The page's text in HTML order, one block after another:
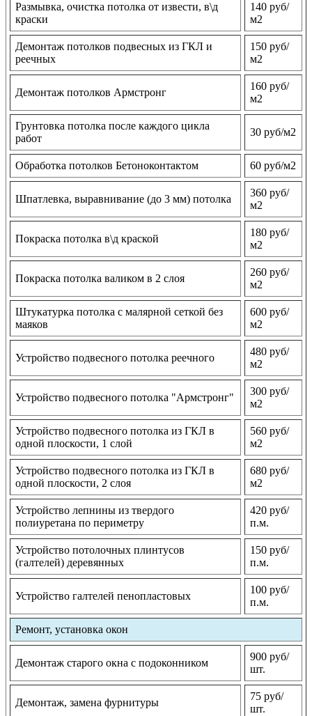
Размывка, очистка потолка от извести, в\д
краски
140 руб/
м2
Демонтаж потолков подвесных из ГКЛ и
реечных
150 руб/
м2
Демонтаж потолков Армстронг
160 руб/
м2
Грунтовка потолка после каждого цикла
работ
30 руб/м2
Обработка потолков Бетоноконтактом 60 руб/м2
Шпатлевка, выравнивание (до 3 мм) потолка
360 руб/
м2
Покраска потолка в\д краской
180 руб/
м2
Покраска потолка валиком в 2 слоя
260 руб/
м2
Штукатурка потолка с малярной сеткой без
маяков
600 руб/
м2
Устройство подвесного потолка реечного
480 руб/
м2
Устройство подвесного потолка "Армстронг"
300 руб/
м2
Устройство подвесного потолка из ГКЛ в
одной плоскости, 1 слой
560 руб/
м2
Устройство подвесного потолка из ГКЛ в
одной плоскости, 2 слоя
680 руб/
м2
Устройство лепнины из твердого
полиуретана по периметру
420 руб/
п.м.
Устройство потолочных плинтусов
(галтелей) деревянных
150 руб/
п.м.
Устройство галтелей пенопластовых
100 руб/
п.м.
Ремонт, установка окон
Демонтаж старого окна с подоконником
900 руб/
шт.
Демонтаж, замена фурнитуры
75 руб/
шт.